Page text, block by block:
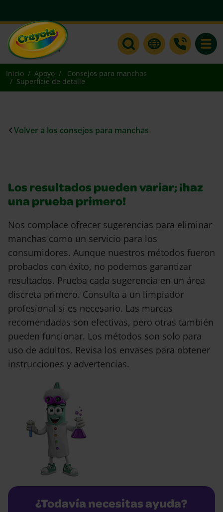
Inicio Apoyo
Consejos para manchas
Superficie de detalle
Volver a los consejos para manchas
Los resultados pueden variar; ¡haz
una prueba primero!
Nos complace ofrecer sugerencias para eliminar
manchas como un servicio para los
consumidores. Aunque nuestros métodos fueron
probados con éxito, no podemos garantizar
resultados. Prueba cada sugerencia en un área
discreta primero. Consulta a un limpiador
profesional si es necesario. Las marcas
recomendadas son efectivas, pero otras también
pueden funcionar. Los métodos son solo para
uso de adultos. Revisa los envases para obtener
instrucciones y advertencias.
¿Todavía necesitas ayuda?